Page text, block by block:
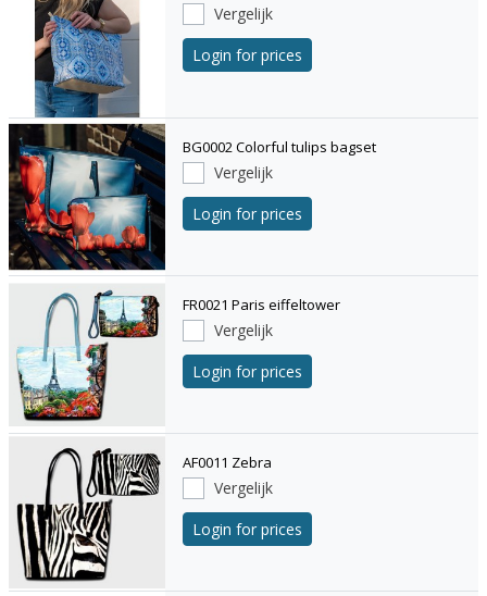
Vergelijk
Login for prices
BG0002 Colorful tulips bagset
Vergelijk
Login for prices
FR0021 Paris eiffeltower
Vergelijk
Login for prices
AF0011 Zebra
Vergelijk
Login for prices